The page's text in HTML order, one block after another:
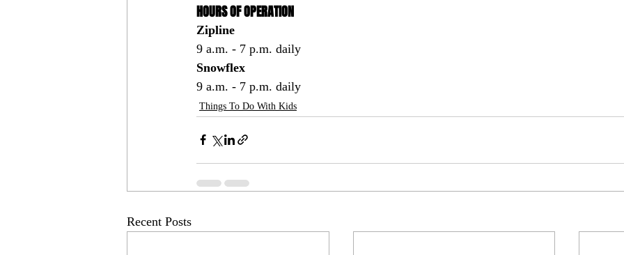
HOURS OF OPERATION
Zipline
9 a.m. - 7 p.m. daily
Snowflex
9 a.m. - 7 p.m. daily
Things To Do With Kids
Recent Posts